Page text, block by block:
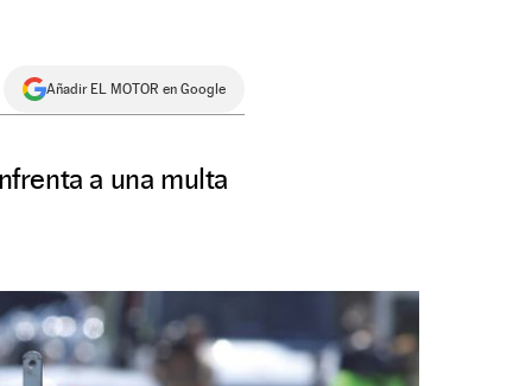
Añadir EL MOTOR en Google
a una multa